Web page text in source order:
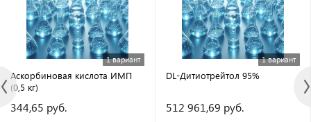
1 вариант
Аскорбиновая кислота ИМП
(0,5 кг)
344,65 руб.
1 вариант
DL-Дитиотрейтол 95%
512 961,69 руб.